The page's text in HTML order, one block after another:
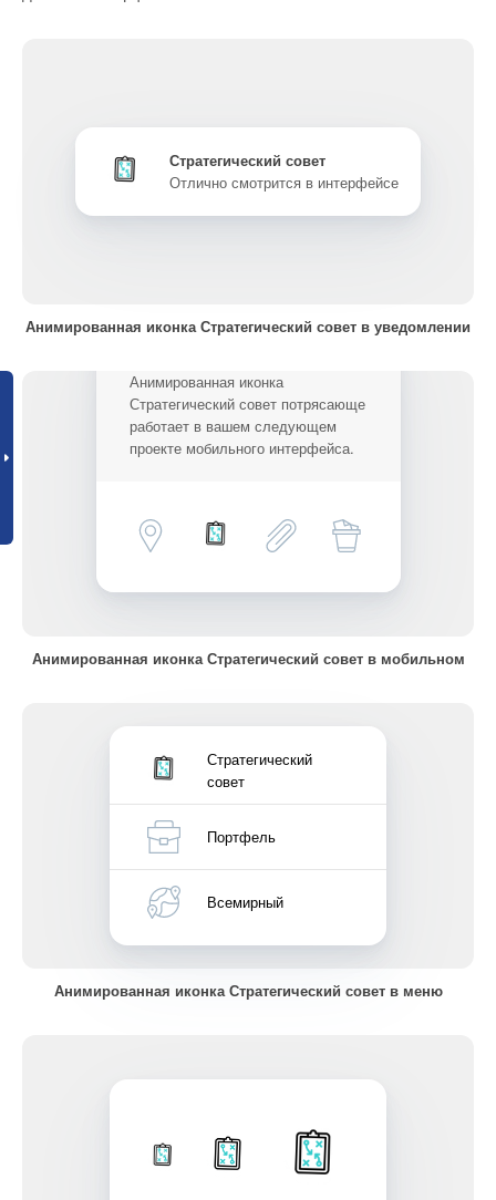
Стратегический совет
Отлично смотрится в интерфейсе
Анимированная иконка Стратегический совет в уведомлении
Анимированная иконка
Стратегический совет потрясающе
работает в вашем следующем
проекте мобильного интерфейса.
Анимированная иконка Стратегический совет в мобильном
Стратегический
совет
Портфель
Всемирный
Анимированная иконка Стратегический совет в меню